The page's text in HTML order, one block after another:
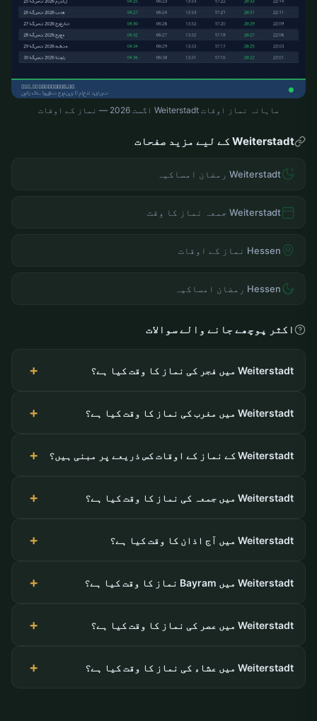
ماہانہ نماز اوقات Weiterstadt اگست 2026 — نماز کے اوقات
Weiterstadt کے لیے مزید صفحات
Weiterstadt رمضان امساکیہ
Weiterstadt جمعہ نماز کا وقت
Hessen نماز کے اوقات
Hessen رمضان امساکیہ
اکثر پوچھے جانے والے سوالات
Weiterstadt میں فجر کی نماز کا وقت کیا ہے؟
Weiterstadt میں مغرب کی نماز کا وقت کیا ہے؟
Weiterstadt کے نماز کے اوقات کس ذریعے پر مبنی ہیں؟
Weiterstadt میں جمعہ کی نماز کا وقت کیا ہے؟
Weiterstadt میں آج اذان کا وقت کیا ہے؟
Weiterstadt میں Bayram نماز کا وقت کیا ہے؟
Weiterstadt میں عصر کی نماز کا وقت کیا ہے؟
Weiterstadt میں عشاء کی نماز کا وقت کیا ہے؟